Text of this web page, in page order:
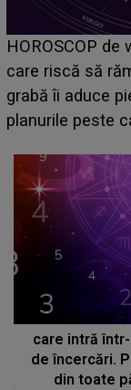
Emanuel a ținut
acum! În fața
face o
sa: "I-am spus
HOROSCOP
care intră
de încercări.
din toate